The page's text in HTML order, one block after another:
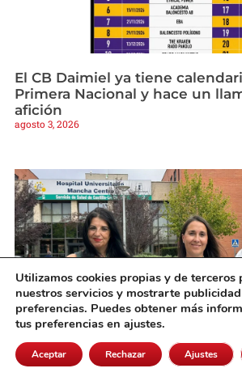
El CB Daimiel ya tiene
Primera Nacional y hace un
afición
agosto 3, 2026
El PP cifra en 600 millones el
Utilizamos cookies propias y de terceros
nuestros servicios y mostrarte
preferencias. Puedes obtener más
tus preferencias en ajustes.
Aceptar Rechazar Ajustes